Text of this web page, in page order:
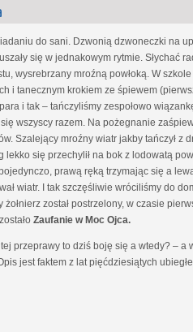
do sani. Dzwonią dzwoneczki na
się w jednakowym rytmie. Słychać
wysrebrzany mroźną powłoką. W
i tanecznym krokiem ze śpiewem
para i tak – tańczyliśmy zespołowo
wszyscy razem. Na pożegnanie
Szalejący mroźny wiatr jakby tańczył z
się przechylił na bok z lodowatą
prawą ręką trzymając się a
wiatr. I tak szczęśliwie wróciliśmy do
żołnierz został postrzelony, w czasie
Zaufanie w Moc Ojca.
przeprawy to dziś boję się a wtedy? – a
jest faktem z lat pięćdziesiątych